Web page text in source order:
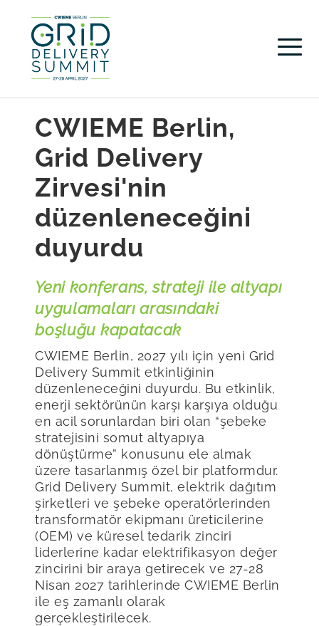
CWIEME Berlin,
Grid Delivery
Zirvesi'nin
düzenleneceğini
duyurdu
Yeni konferans, strateji ile altyapı
uygulamaları arasındaki
boşluğu kapatacak
CWIEME Berlin, 2027 yılı için yeni Grid
Delivery Summit etkinliğinin
düzenleneceğini duyurdu. Bu etkinlik,
enerji sektörünün karşı karşıya olduğu
en acil sorunlardan biri olan “şebeke
stratejisini somut altyapıya
dönüştürme” konusunu ele almak
üzere tasarlanmış özel bir platformdur.
Grid Delivery Summit, elektrik dağıtım
şirketleri ve şebeke operatörlerinden
transformatör ekipmanı üreticilerine
(OEM) ve küresel tedarik zinciri
liderlerine kadar elektrifikasyon değer
zincirini bir araya getirecek ve 27-28
Nisan 2027 tarihlerinde CWIEME Berlin
ile eş zamanlı olarak
gerçekleştirilecek.